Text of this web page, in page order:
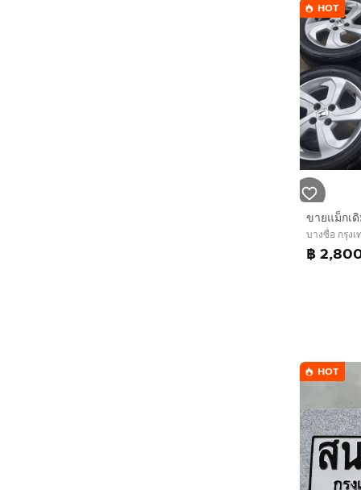
HOT
บางซื่อ กรุง
฿
HOT